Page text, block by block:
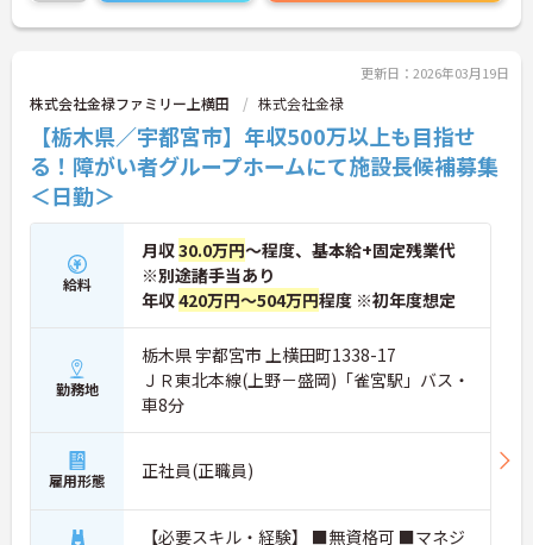
感じられます。
＜学びを応援！充実の研修と資格手当＞「管理職専
専門研修など、成長を支えるプログラムが豊富で
す。また、資格取得への評価も手厚く、スキルアッ
プが収入アップにもつながります。
＜プライベートも大切にできる柔軟な働き方＞年間
休日は110日以上あり、1時間単位で取得できる有給
休暇や、最大40日まで積み立てられる積立有給休暇
など、休みを取りやすい制度が整っています。
更新日：2026年03月19日
株式会社金禄ファミリー上横田 株式会社金禄
【栃木県／宇都宮市】年収500万以上も目指せ
る！障がい者グループホームにて施設長候補募集
＜日勤＞
給料
月収30.0万円～程度、基本給+固定残業代
※別途諸手当あり
年収420万円～504万円程度 ※初年度想定
勤務地
栃木県 宇都宮市 上横田町1338-17
ＪＲ東北本線(上野－盛岡)「雀宮駅」バス・
車8分
雇用形態 正社員(正職員)
【必要スキル・経験】 ■無資格可 ■マネジ